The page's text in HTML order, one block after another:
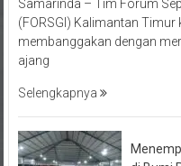
(FORSGI) Kalimantan Timur
membanggakan dengan
ajang
di Bumi